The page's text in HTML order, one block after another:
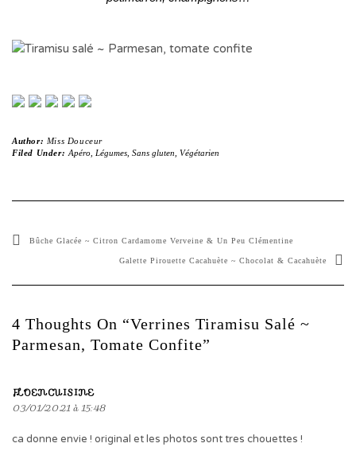
Author: Miss Douceur
Filed Under: Apéro, Légumes, Sans gluten Végétarien
Bûche Glacée ~ Citron Cardamome Verveine & Un Peu Clémentine
Galette Pirouette Cacahuète ~ Chocolat & Cacahuète
4 Thoughts On “Verrines Tiramisu Salé ~
Parmesan, Tomate Confite”
FLOENCUISINE
03/01/2021 à 15:48
ca donne envie ! original et les photos sont tres chouettes !